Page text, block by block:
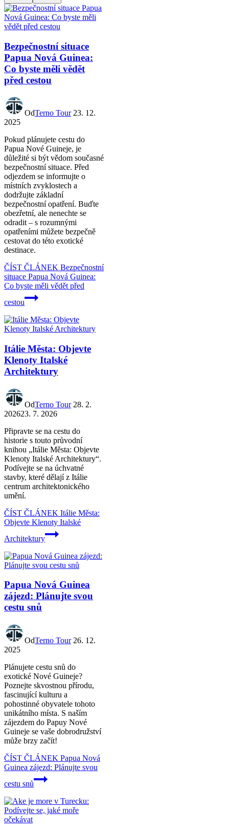
Bezpečnostní situace
Papua Nová Guinea:
Co byste měli vědět
před cestou
OdTerno Tour 23. 12.
2025
Pokud plánujete cestu do
Papua Nové Guineje, je
důležité si být vědom současné
bezpečnostní situace. Před
odjezdem se informujte o
místních zvyklostech a
dodržujte základní
bezpečnostní opatření. Buďte
obezřetní, ale nenechte se
odradit – s rozumnými
opatřeními můžete bezpečně
cestovat do této exotické
destinace.
ČÍST ČLÁNEK Bezpečnostní
situace Papua Nová Guinea:
Co byste měli vědět před
cestou
Itálie Města: Objevte
Klenoty Italské
Architektury
OdTerno Tour 28. 2.
202623. 7. 2026
Připravte se na cestu do
historie s touto průvodní
knihou „Itálie Města: Objevte
Klenoty Italské Architektury“.
Podívejte se na úchvatné
stavby, které dělají z Itálie
centrum architektonického
umění.
ČÍST ČLÁNEK Itálie Města:
Objevte Klenoty Italské
Architektury
Papua Nová Guinea
zájezd: Plánujte svou
cestu snů
OdTerno Tour 26. 12.
2025
Plánujete cestu snů do
exotické Nové Guineje?
Poznejte skvostnou přírodu,
fascinující kulturu a
pohostinné obyvatele tohoto
unikátního místa. S naším
zájezdem do Papuy Nové
Guineje se vaše dobrodružství
může brzy začít!
ČÍST ČLÁNEK Papua Nová
Guinea zájezd: Plánujte svou
cestu snů